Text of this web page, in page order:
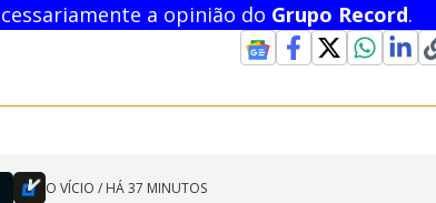
a opinião do Grupo Record.
O VÍCIO / HÁ 37 MINUTOS